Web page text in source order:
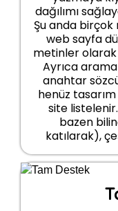
dağılımı
Şu anda birçok
web sayfa
metinler olarak
Ayrıca
anahtar
henüz
site
bazen
katılarak),